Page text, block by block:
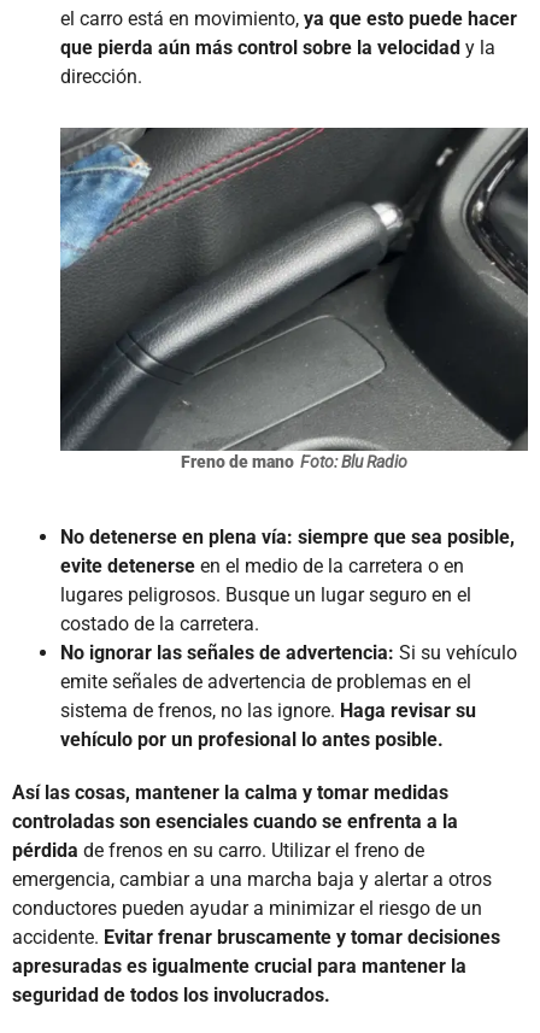
el carro está en movimiento, ya que esto puede hacer
que pierda aún más control sobre la velocidad y la
dirección.
Freno de mano Foto: Blu Radio
No detenerse en plena vía: siempre que sea posible,
evite detenerse en el medio de la carretera o en
lugares peligrosos. Busque un lugar seguro en el
costado de la carretera.
No ignorar las señales de advertencia: Si su vehículo
emite señales de advertencia de problemas en el
sistema de frenos, no las ignore. Haga revisar su
vehículo por un profesional lo antes posible.
Así las cosas, mantener la calma y tomar medidas
controladas son esenciales cuando se enfrenta a la
pérdida de frenos en su carro. Utilizar el freno de
emergencia, cambiar a una marcha baja y alertar a otros
conductores pueden ayudar a minimizar el riesgo de un
accidente. Evitar frenar bruscamente y tomar decisiones
apresuradas es igualmente crucial para mantener la
seguridad de todos los involucrados.